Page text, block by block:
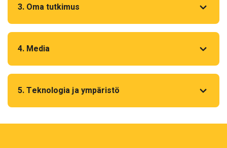
3. Oma tutkimus
4. Media
5. Teknologia ja ympäristö